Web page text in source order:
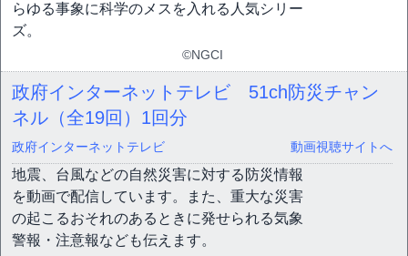
らゆる事象に科学のメスを入れる人気シリー
ズ。
©NGCI
政府インターネットテレビ 51ch防災チャン
ネル（全19回） 1回分
政府インターネットテレビ 動画視聴サイトへ
地震、台風などの自然災害に対する防災情報
を動画で配信しています。また、重大な災害
の起こるおそれのあるときに発せられる気象
警報・注意報なども伝えます。